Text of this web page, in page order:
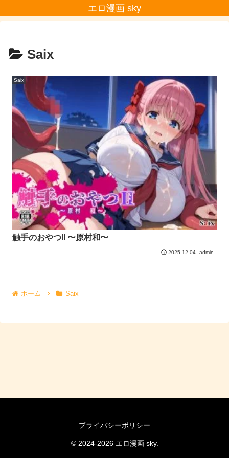
エロ漫画 sky
Saix
Saix
触手のおやつII 〜原村和〜
2025.12.04 admin
ホーム Saix
プライバシーポリシー
© 2024-2026 エロ漫画 sky.